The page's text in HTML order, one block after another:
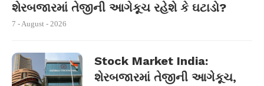
શેરબજારમાં તેજીની આગેકૂચ રહેશે કે ઘટાડો?
7 - August - 2026
Stock Market India:
શેરબજારમાં તેજીની આગેકૂચ,